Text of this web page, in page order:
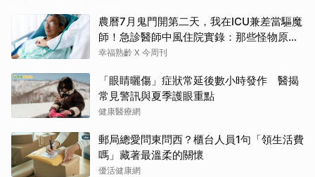
農曆7月鬼門開第二天，我在ICU兼差當驅魔
師！急診醫師中風住院實錄：那些怪物原來
叫譫妄
幸福熟齡 X 今周刊
「眼睛曬傷」症狀常延後數小時發作 醫揭
常見警訊與夏季護眼重點
健康醫療網
郵局總愛問東問西？櫃台人員1句「領生活費
嗎」藏著最溫柔的關懷
優活健康網